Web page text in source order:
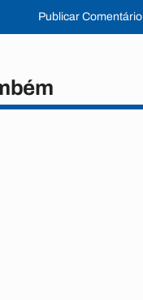
Publicar Comentário